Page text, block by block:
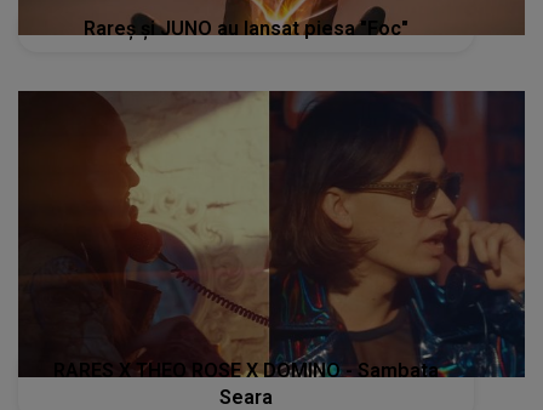
Rareș și JUNO au lansat piesa "Foc"
RARES X THEO ROSE X DOMINO - Sambata
Seara